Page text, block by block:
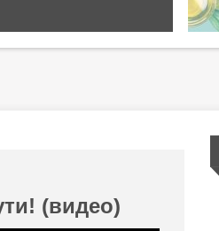
(видео)